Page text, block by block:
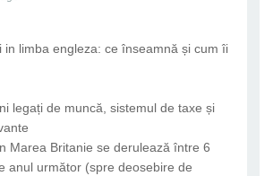
in limba engleza: ce înseamnă și cum îi
legați de muncă, sistemul de taxe și
Marea Britanie se derulează între 6
anul următor (spre deosebire de